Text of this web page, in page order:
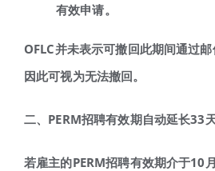
有效申请。
OFLC并未表示可撤回此期间通过
因此可视为无法撤回。
二、 PERM招聘有效期自动延长33
若雇主的PERM招聘有效期介于10 月